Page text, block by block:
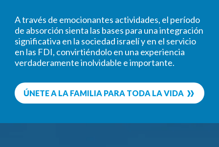
A través de emocionantes actividades, el período
de absorción sienta las bases para una integración
significativa en la sociedad israelí y en el servicio
en las FDI, convirtiéndolo en una experiencia
verdaderamente inolvidable e importante.
ÚNETE A LA FAMILIA PARA TODA LA VIDA